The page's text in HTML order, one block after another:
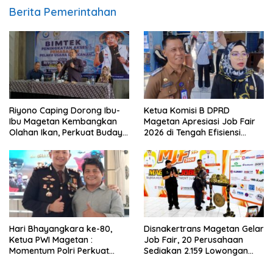
Berita Pemerintahan
Riyono Caping Dorong Ibu-
Ibu Magetan Kembangkan
Olahan Ikan, Perkuat Budaya
Ketua Komisi B DPRD
Magetan Apresiasi Job Fair
2026 di Tengah Efisiensi
Hari Bhayangkara ke-80,
Ketua PWI Magetan :
Momentum Polri Perkuat
Disnakertrans Magetan Gelar
Job Fair, 20 Perusahaan
Sediakan 2.159 Lowongan